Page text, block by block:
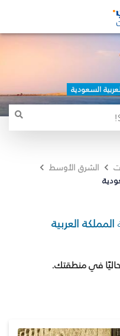
السعودية
الشرق الأوسط
المملكة العربية
في منطقتك.